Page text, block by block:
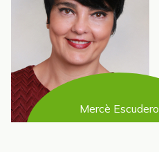
Mercè Escudero